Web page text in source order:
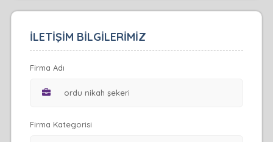
İLETİŞİM BİLGİLERİMİZ
Firma Adı
Firma Kategorisi